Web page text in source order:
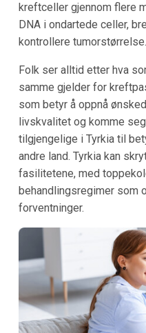
kreftceller gjennom flere
DNA i ondartede celler,
kontrollere tumorstørrelse.
Folk ser alltid etter hva
samme gjelder for
som betyr å oppnå
livskvalitet og komme
tilgjengelige i Tyrkia til
andre land. Tyrkia kan
fasilitetene, med
behandlingsregimer som
forventninger.